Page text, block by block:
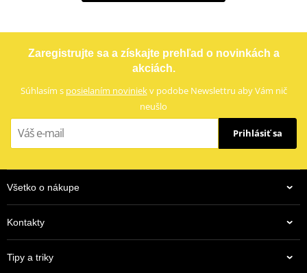
Zaregistrujte sa a získajte prehľad o novinkách a
akciách.
Súhlasím s posielaním noviniekv podobe Newslettru aby Vám nič
neušlo
Prihlásiť sa
Všetko o nákupe
Kontakty
Tipy a triky